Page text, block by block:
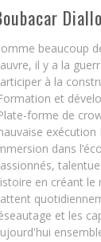
Diallo
beaucoup
il y a la
à la
et
forme de
dans
en créant le
et les